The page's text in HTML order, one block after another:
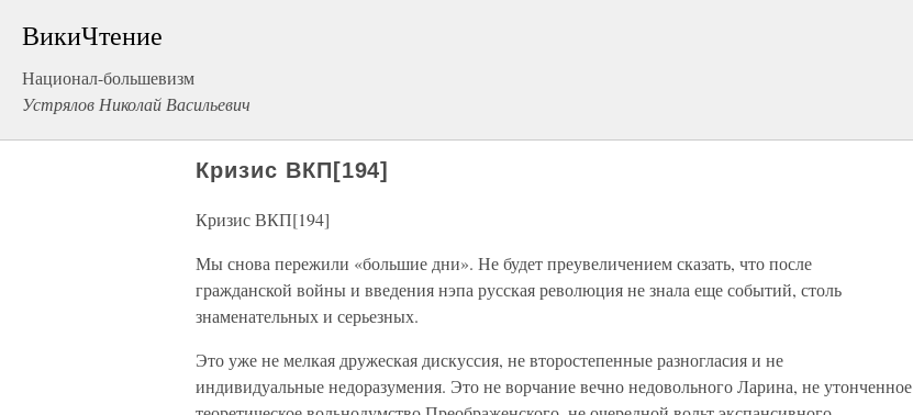
ВикиЧтение
Национал-большевизм
Устрялов Николай Васильевич
Кризис ВКП[194]
Кризис ВКП[194]
Мы снова пережили «большие дни». Не будет преувеличением сказать, что после
гражданской войны и введения нэпа русская революция не знала еще событий, столь
знаменательных и серьезных.
Это уже не мелкая дружеская дискуссия, не второстепенные разногласия и не
индивидуальные недоразумения. Это не ворчание вечно недовольного Ларина, не утонченное